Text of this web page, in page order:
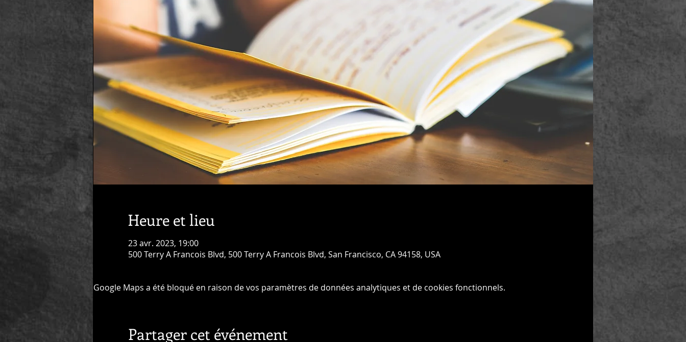
Heure et lieu
23 avr. 2023, 19:00
500 Terry A Francois Blvd, 500 Terry A Francois Blvd, San Francisco, CA 94158, USA
Google Maps a été bloqué en raison de vos paramètres de données analytiques et de cookies fonctionnels.
Partager cet événement